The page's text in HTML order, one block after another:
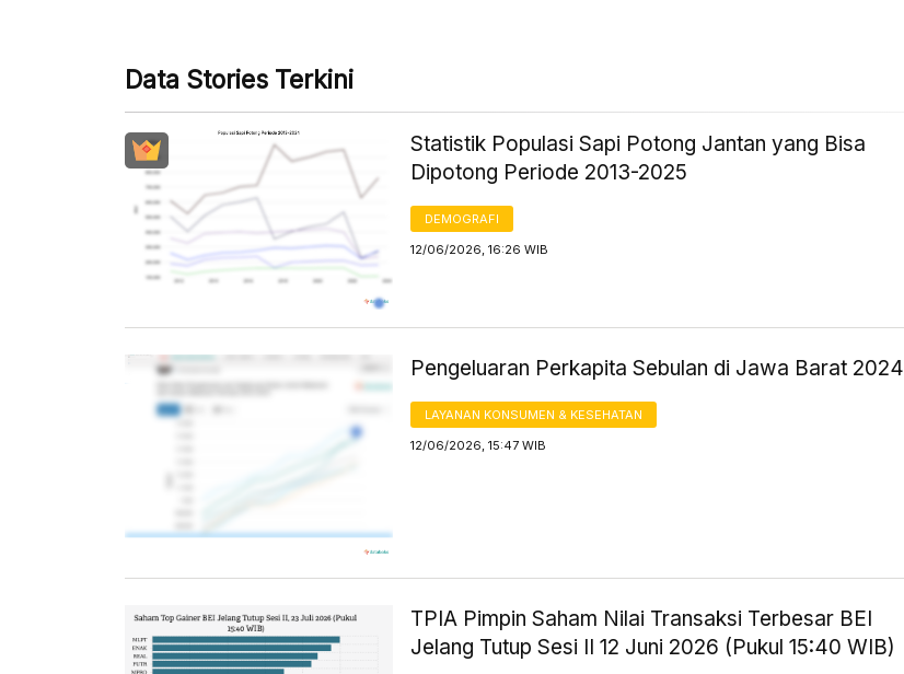
Data Stories Terkini
Statistik Populasi Sapi Potong Jantan yang Bisa
Dipotong Periode 2013-2025
DEMOGRAFI
12/06/2026, 16:26 WIB
Pengeluaran Perkapita Sebulan di Jawa Barat 2024
LAYANAN KONSUMEN & KESEHATAN
12/06/2026, 15:47 WIB
TPIA Pimpin Saham Nilai Transaksi Terbesar BEI
Jelang Tutup Sesi II 12 Juni 2026 (Pukul 15:40 WIB)